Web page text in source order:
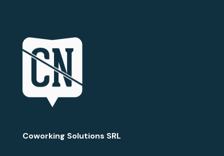
Coworking Solutions SRL